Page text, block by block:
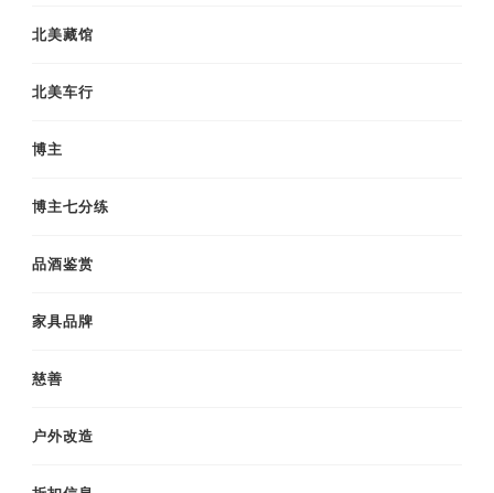
北美藏馆
北美车行
博主
博主七分练
品酒鉴赏
家具品牌
慈善
户外改造